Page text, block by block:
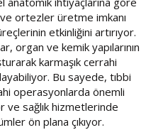
ortezler üretme imkanı
etkinliğini artırıyor.
organ ve kemik yapılarının
karmaşık cerrahi
Bu sayede, tıbbi
operasyonlarda önemli
ve sağlık hizmetlerinde
ön plana çıkıyor.